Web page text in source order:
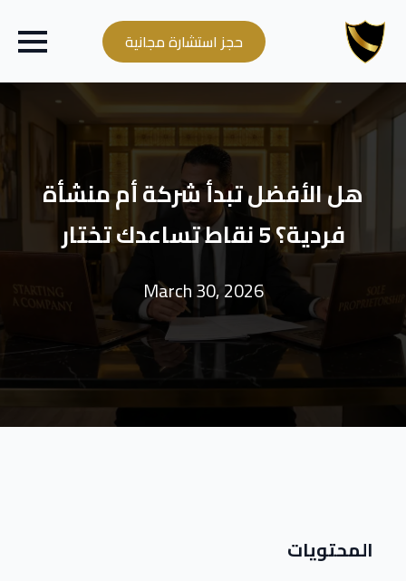
حجز استشارة مجانية
هل الأفضل تبدأ شركة أم منشأة
فردية؟ 5 نقاط تساعدك تختار
March 30, 2026
المحتويات